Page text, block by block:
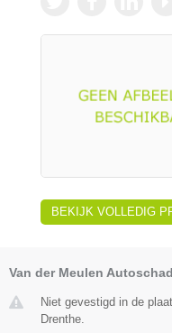
BEKIJK VOLLEDIG
Van der Meulen
Niet gevestigd in de
Drenthe.